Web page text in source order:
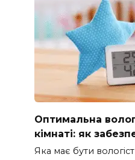
Оптимальна
кімнаті: як
Яка має бути